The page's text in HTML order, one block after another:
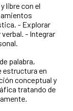
libre con el
- Explorar
- Integrar
palabra,
estructura en
conceptual y
tratando de